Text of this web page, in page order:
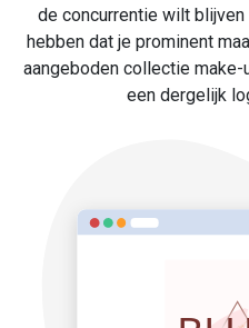
de concurrentie wilt
hebben dat je prominent
aangeboden collectie
een dergelijk